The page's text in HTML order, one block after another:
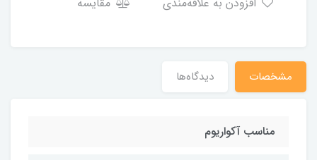
مشخصات دیدگاه‌ها
مناسب آکواریوم